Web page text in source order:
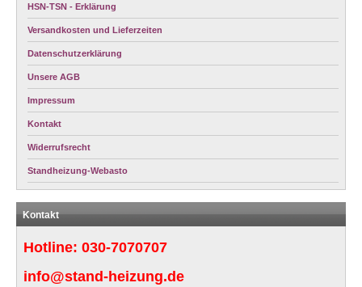
HSN-TSN - Erklärung
Versandkosten und Lieferzeiten
Datenschutzerklärung
Unsere AGB
Impressum
Kontakt
Widerrufsrecht
Standheizung-Webasto
Kontakt
Hotline: 030-7070707
info@stand-heizung.de